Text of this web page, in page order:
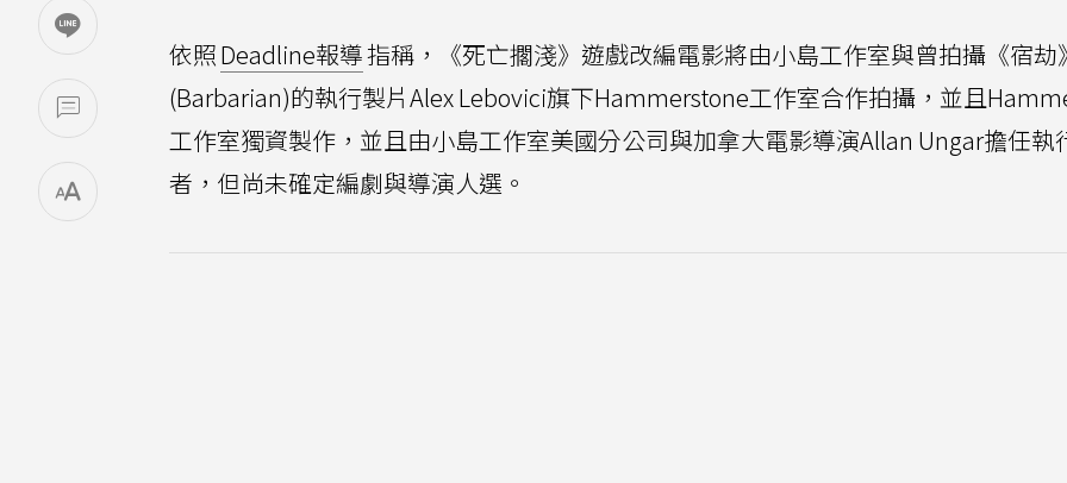
依照Deadline報導指稱，《死亡擱淺》遊戲改編電影將由小島工作室與曾拍攝《宿劫
(Barbarian)的執行製片Alex Lebovici旗下Hammerstone工作室合作拍攝，並且
工作室獨資製作，並且由小島工作室美國分公司與加拿大電影導演Allan Ungar擔任執
者，但尚未確定編劇與導演人選。